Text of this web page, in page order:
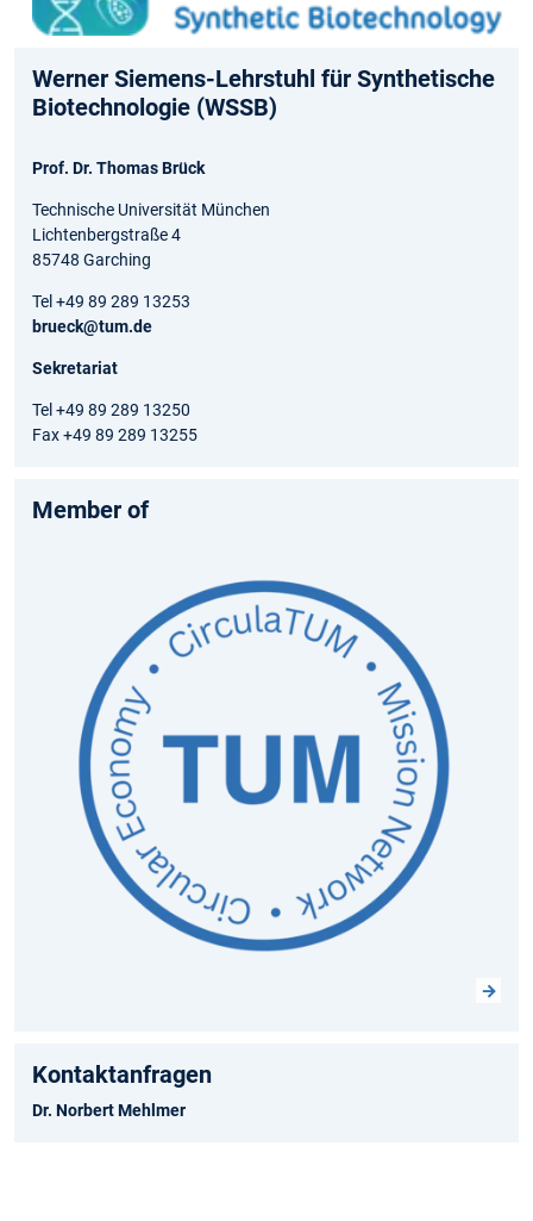
Werner Siemens-Lehrstuhl für Synthetische
Biotechnologie (WSSB)
Prof. Dr. Thomas Brück
Technische Universität München
Lichtenbergstraße 4
85748 Garching
Tel +49 89 289 13253
brueck@tum.de
Sekretariat
Tel +49 89 289 13250
Fax +49 89 289 13255
Member of
Kontaktanfragen
Dr. Norbert Mehlmer